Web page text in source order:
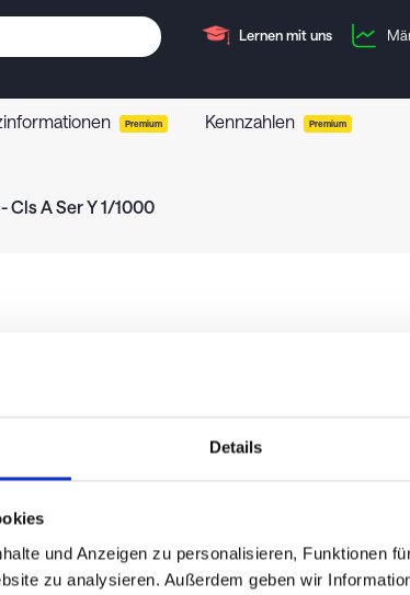
Details
und Anzeigen zu personalisieren, Funktionen
zu analysieren. Außerdem geben wir
Lernen mit uns
Premium Kennzahlen Premium
Cls A Ser Y 1/1000